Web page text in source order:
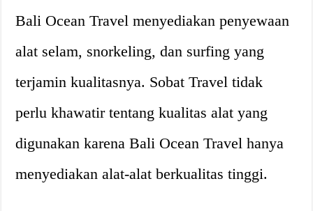
Bali Ocean Travel menyediakan penyewaan
alat selam, snorkeling, dan surfing yang
terjamin kualitasnya. Sobat Travel tidak
perlu khawatir tentang kualitas alat yang
digunakan karena Bali Ocean Travel hanya
menyediakan alat-alat berkualitas tinggi.